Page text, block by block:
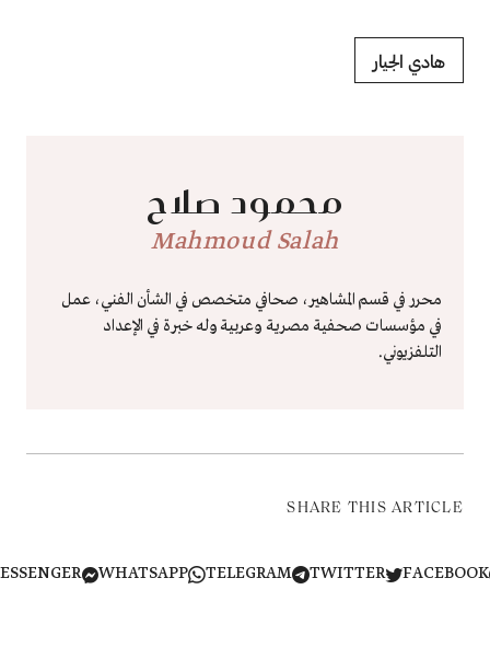
هادي الجيار
محمود صلاح
Mahmoud Salah
محرر في قسم المشاهير، صحافي متخصص في الشأن الفني، عمل
في مؤسسات صحفية مصرية وعربية وله خبرة في الإعداد
التلفزيوني.
SHARE THIS ARTICLE
TWITTER
TELEGRAM
WHATSAPP
MESSENGER